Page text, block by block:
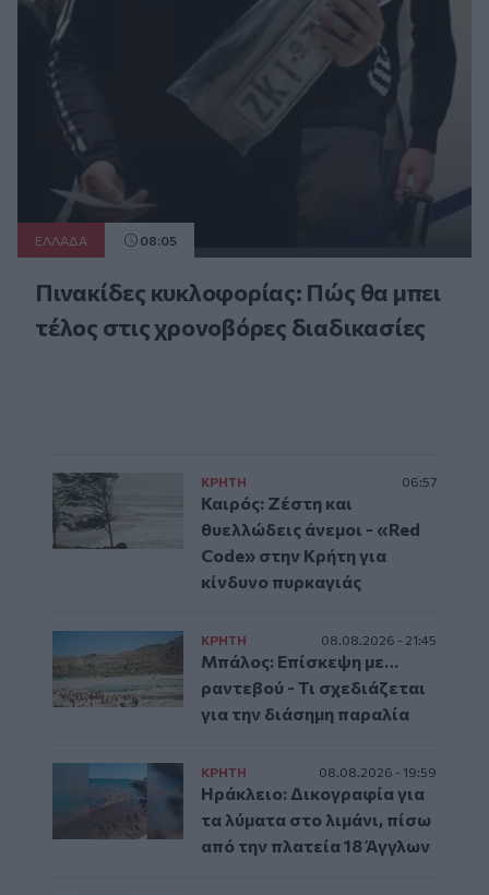
ΕΛΛAΔΑ 08:05
Πινακίδες κυκλοφορίας: Πώς θα μπει
τέλος στις χρονοβόρες διαδικασίες
ΚΡΗΤΗ 06:57
Καιρός: Ζέστη και
θυελλώδεις άνεμοι - «Red
Code» στην Κρήτη για
κίνδυνο πυρκαγιάς
ΚΡΗΤΗ 08.08.2026 - 21:45
Μπάλος: Επίσκεψη με…
ραντεβού - Τι σχεδιάζεται
για την διάσημη παραλία
ΚΡΗΤΗ 08.08.2026 - 19:59
Ηράκλειο: Δικογραφία για
τα λύματα στο λιμάνι, πίσω
από την πλατεία 18 Άγγλων